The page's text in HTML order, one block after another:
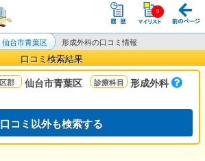
仙台市青葉区 形成外科の口コミ情報
口コミ検索結果
仙台市青葉区
形成外科
口コミ以外も検索する